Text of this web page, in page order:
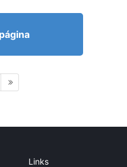
Links